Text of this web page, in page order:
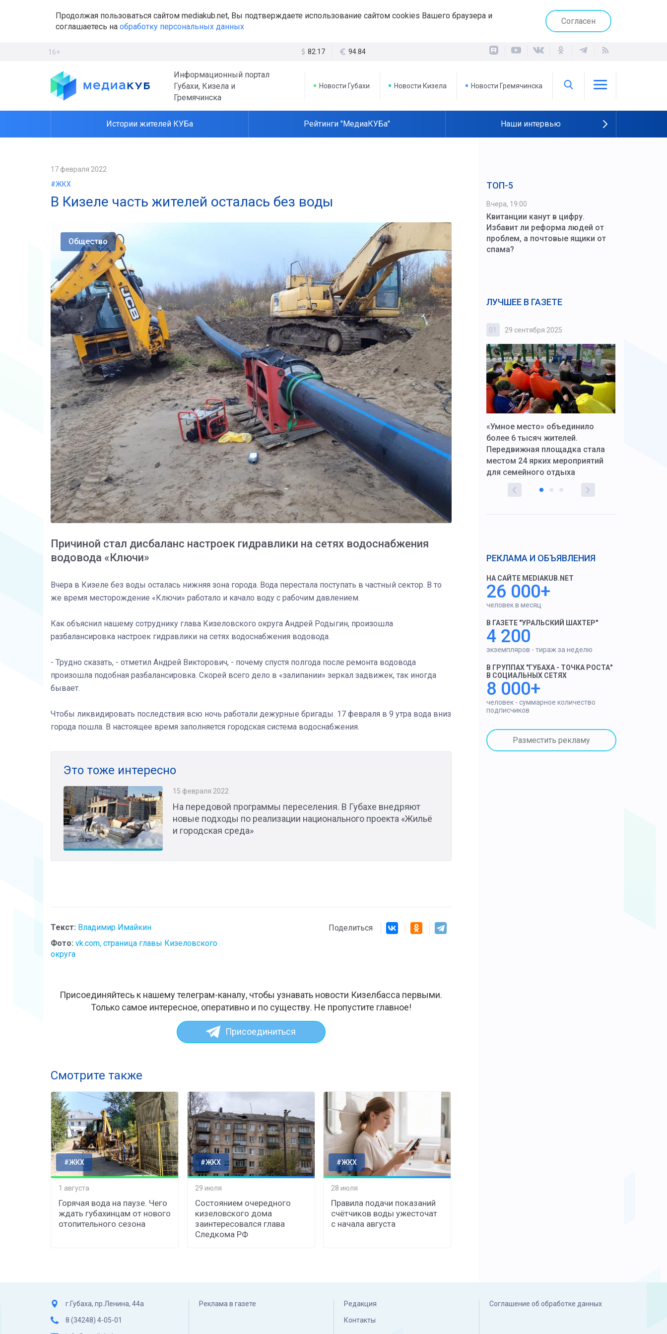
Продолжая пользоваться сайтом mediakub.net, Вы подтверждаете использование сайтом cookies Вашего браузера и
соглашаетесь на обработку персональных данных
Согласен
16+ 82.17 94.84
Информационный портал
Губахи, Кизела и
Гремячинска
Новости Губахи Новости Кизела Новости Гремячинска
Истории жителей КУБа Рейтинги "МедиаКУБа" Наши интервью
17 февраля 2022
#ЖКХ
​В Кизеле часть жителей осталась без воды
Общество
Причиной стал дисбаланс настроек гидравлики на сетях водоснабжения
водовода «Ключи»
Вчера в Кизеле без воды осталась нижняя зона города. Вода перестала поступать в частный сектор. В то
же время месторождение «Ключи» работало и качало воду с рабочим давлением.
Как объяснил нашему сотруднику глава Кизеловского округа Андрей Родыгин, произошла
разбалансировка настроек гидравлики на сетях водоснабжения водовода.
- Трудно сказать, - отметил Андрей Викторович, - почему спустя полгода после ремонта водовода
произошла подобная разбалансировка. Скорей всего дело в «залипании» зеркал задвижек, так иногда
бывает.
Чтобы ликвидировать последствия всю ночь работали дежурные бригады. 17 февраля в 9 утра вода вниз
города пошла. В настоящее время заполняется городская система водоснабжения.
Это тоже интересно
15 февраля 2022
На передовой программы переселения. В Губахе внедряют
новые подходы по реализации национального проекта «Жильё
и городская среда»
Текст: Владимир Имайкин
Фото: vk.com, страница главы Кизеловского
округа
Поделиться
Присоединяйтесь к нашему телеграм-каналу, чтобы узнавать новости Кизелбасса первыми.
Только самое интересное, оперативно и по существу. Не пропустите главное!
Присоединиться
Смотрите также
#ЖКХ
1 августа
Горячая вода на паузе. Чего
ждать губахинцам от нового
отопительного сезона
#ЖКХ
29 июля
Состоянием очередного
кизеловского дома
заинтересовался глава
Следкома РФ
#ЖКХ
28 июля
Правила подачи показаний
счётчиков воды ужесточат
с начала августа
ТОП-5
Вчера, 19:00
Квитанции канут в цифру.
Избавит ли реформа людей от
проблем, а почтовые ящики от
спама?
ЛУЧШЕЕ В ГАЗЕТЕ
03 4 октября 2025
Штурмовик огня. Казак Алексей
Коробов после возвращения со
спецоперации сделал
реальностью свою детскую
мечту
01 29 сентября 2025
«Умное место» объединило
более 6 тысяч жителей.
Передвижная площадка стала
местом 24 ярких мероприятий
для семейного отдыха
РЕКЛАМА И ОБЪЯВЛЕНИЯ
НА САЙТЕ MEDIAKUB.NET
26 000+
человек в месяц
В ГАЗЕТЕ "УРАЛЬСКИЙ ШАХТЕР"
4 200
экземпляров - тираж за неделю
В ГРУППАХ "ГУБАХА - ТОЧКА РОСТА"
В СОЦИАЛЬНЫХ СЕТЯХ
8 000+
человек - суммарное количество
подписчиков
Разместить рекламу
г.Губаха, пр.Ленина, 44а
8 (34248) 4-05-01
Реклама в газете Редакция
Контакты
Соглашение об обработке данных